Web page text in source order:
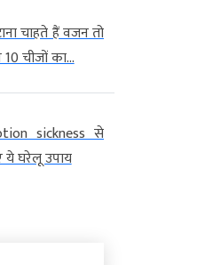
चाहते हैं वजन तो
चीजों का...
sickness से
ये घरेलू उपाय